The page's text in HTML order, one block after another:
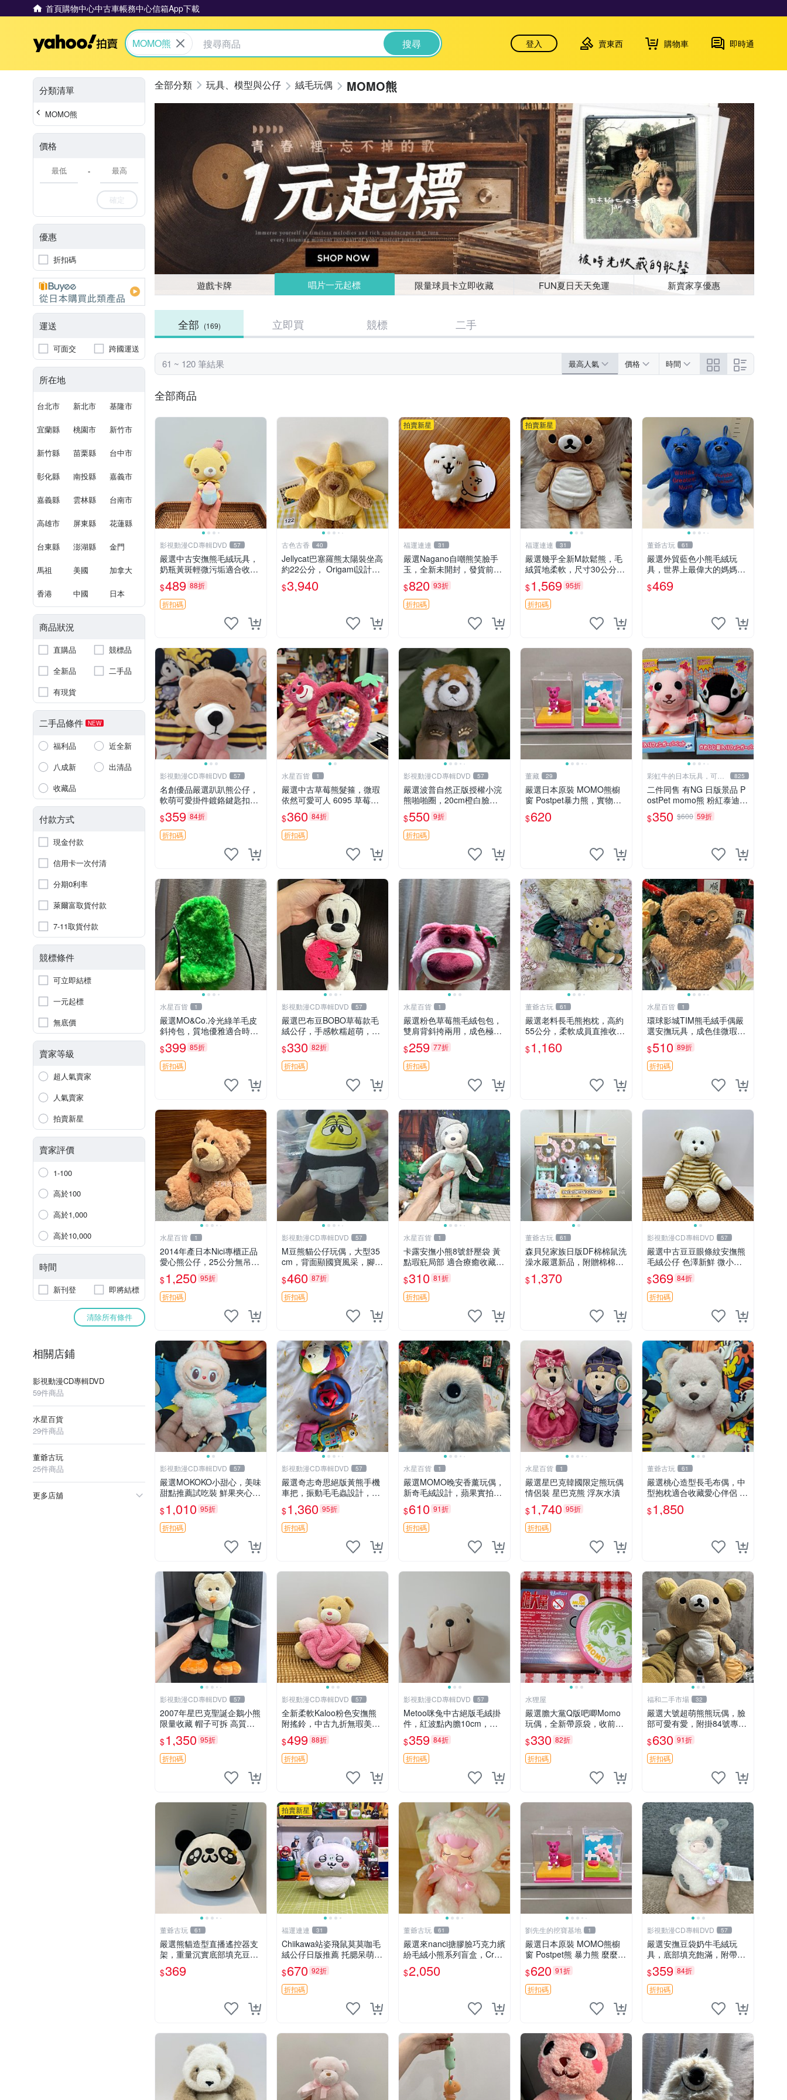
首頁購物中心中古車帳務中心信箱App下載
Yahoo拍賣
MOMO熊 搜尋 登入 賣東西 購物車 即時通
分類清單
MOMO熊
價格
-
確定
優惠
折扣碼
運送
可面交 跨國運送
所在地
台北市 新北市 基隆市
宜蘭縣 桃園市 新竹市
新竹縣 苗栗縣 台中市
彰化縣 南投縣 嘉義市
嘉義縣 雲林縣 台南市
高雄市 屏東縣 花蓮縣
台東縣 澎湖縣 金門
馬祖 美國 加拿大
香港 中國 日本
商品狀況
直購品
競標品
全新品
二手品
有現貨
二手品條件 NEW
福利品
近全新
八成新
出清品
收藏品
付款方式
現金付款
信用卡一次付清
分期0利率
萊爾富取貨付款
7-11取貨付款
競標條件
可立即結標
一元起標
無底價
賣家等級
超人氣賣家
人氣賣家
拍賣新星
賣家評價
1-100
高於100
高於1,000
高於10,000
時間
新刊登 即將結標
清除所有條件
相關店鋪
影視動漫CD專輯DVD
59件商品
水星百貨
29件商品
董爺古玩
25件商品
更多店舖
玩具、模型與公仔 絨毛玩偶 MOMO熊
遊戲卡牌 唱片一元起標 限量球員卡立即收藏 FUN夏日天天免運 新賣家享優惠
全部 (169) 立即買 競標 二手
61 ~ 120 筆結果 最高人氣 價格 時間
全部商品
影視動漫CD專輯DVD 57
嚴選中古安撫熊毛絨玩具，
奶瓶黃斑輕微污垢適合收
藏。默認兩日發貨，全國快
遞隨機派送。 成色如圖可放
心購買，輕微瑕疵和臟污不
影響使用。 安撫熊 中古玩
$489 88折
折扣碼
古色古香 40
Jellycat巴塞羅熊太陽裝坐高
約22公分， Origami設計，
來自越南。嚴選 Recomme
ndation！巴塞羅、 Origami
$3,940
拍賣新星
福運連連 31
嚴選Nagano自嘲熊笑臉手
玉，全新未開封，發貨前視
頻確認，海南 廣西 貴州 嚴
選Nagano自嘲熊笑臉手
玉，全新未開封，發貨前視
頻確認，四川 重慶 內
$820 93折
折扣碼
拍賣新星
福運連連 31
嚴選幾乎全新M款鬆熊，毛
絨質地柔軟，尺寸30公分，
做工精緻可愛，適合收藏或
贈送親友。中古使用痕跡，
手感依然優良。 鬆熊 嬰熊
毛玩偶
$1,569 95折
折扣碼
董爺古玩 61
嚴選外貿藍色小熊毛絨玩
具，世界上最偉大的媽媽聖
誕節推薦禮物 五角星 兒童
玩具 母親節
$469
影視動漫CD專輯DVD 57
名創優品嚴選趴趴熊公仔，
軟萌可愛掛件鍍鉻鍵匙扣，
辦公放松好選擇 趴趴熊 鍍
鉻鍵匙扣 萬用掛件
$359 84折
折扣碼
水星百貨 1
嚴選中古草莓熊髮箍，微瑕
依然可愛可人 6095 草莓熊
頭飾 中古髮圈 熊寶 寶寶 娃
娃熊髮箍 中古收藏 玩具髮
夾
$360 84折
折扣碼
影視動漫CD專輯DVD 57
嚴選波普自然正版授權小浣
熊啪啪圈，20cm橙白臉部
條紋清晰，毛絨超萌贈品推
薦。 小浣熊 波普 圈環
$550 9折
折扣碼
董藏 29
嚴選日本原裝 MOMO熊櫥
窗 Postpet暴力熊，實物直
送新臺灣。MOMO熊 暴力
熊 熊貓櫥窗
$620
彩虹牛的日本玩具，可7
取付
825
二件同售 有NG 日版景品 P
ostPet momo熊 粉紅泰迪熊
妹妹 comomo 企鵝 娃娃 布
偶 手指頭 娃娃
$350 $600 59折
水星百貨 1
嚴選MO&Co.冷光綠羊毛皮
斜挎包，質地優雅適合時尚
穿搭 冷光綠 皮包 斜挎包
$399 85折
折扣碼
影視動漫CD專輯DVD 57
嚴選巴布豆BOBO草莓款毛
絨公仔，手感軟糯超萌，成
色優良適合作為收藏品或包
包配飾。可視頻確認詳情。
巴布豆 BOBO 草莓 毛絨公
仔 收藏 包配飾
$330 82折
折扣碼
水星百貨 1
嚴選粉色草莓熊毛絨包包，
雙肩背斜挎兩用，成色極佳
精準關鍵詞：草莓熊 包包
毛絨
$259 77折
折扣碼
董爺古玩 61
嚴選老料長毛熊抱枕，高約
55公分，柔軟成員直推收藏
長毛熊 柔軟熊抱枕 55公分
$1,160
水星百貨 1
環球影城TIM熊毛絨手偶嚴
選安撫玩具，成色佳微瑕
疵，贈小禮物超值優惠 TIM
熊 毛絨手偶 安撫 toy 嚴選
$510 89折
折扣碼
水星百貨 1
2014年產日本Nici專櫃正品
愛心熊公仔，25公分無吊牌
全新 愛心熊 公仔 熊抱玩偶
$1,250 95折
折扣碼
影視動漫CD專輯DVD 57
M豆熊貓公仔玩偶，大型35
cm，背面顯國寶風采，腳肚
刺繡M標識，柔軟可 MACHI
NE WASH。國寶 M豆 玩偶
公仔
$460 87折
折扣碼
水星百貨 1
卡露安撫小熊8號舒壓袋 黃
點瑕疪局部 適合療癒收藏
撫慰身心 美肌養護 放鬆好
物
$310 81折
折扣碼
董爺古玩 61
森貝兒家族日版DF棉棉鼠洗
澡水嚴選新品，附贈棉棉鼠
媽媽與嬰兒及配件。-paper
盒裝，輕便設計方便攜帶。
$1,370
影視動漫CD專輯DVD 57
嚴選中古豆豆眼條紋安撫熊
毛絨公仔 色澤新鮮 微小瑕
疵可收藏 中古 安撫熊 條紋
公仔
$369 84折
折扣碼
影視動漫CD專輯DVD 57
嚴選MOKOKO小甜心，美味
甜點推薦試吃裝 鮮果夾心糖
果，甜蜜滋味享不停 薄荷草
莓 奶油心 60粒 mini小甜心
糖果，水果味夾心零食裝 心
形糖果 60
$1,010 95折
折扣碼
影視動漫CD專輯DVD 57
嚴選奇志奇思絕版黃熊手機
車把，振動毛毛蟲設計，直
SALE 售不退不換 毛毛蟲 手
機 車把
$1,360 95折
折扣碼
水星百貨 1
嚴選MOMO晚安香薰玩偶，
新奇毛絨設計，蘋果實拍展
示，成色極佳 晚安香薰 馮
娃娃 毛絨玩偶
$610 91折
折扣碼
水星百貨 1
嚴選星巴克韓國限定熊玩偶
情侶裝 星巴克熊 浮灰水漬
$1,740 95折
折扣碼
董爺古玩 61
嚴選桃心造型長毛布偶，中
型抱枕適合收藏愛心伴侶 桃
心抱枕 布娃娃 猛咬布偶
$1,850
影視動漫CD專輯DVD 57
2007年星巴克聖誕企鵝小熊
限量收藏 帽子可拆 高質手
感超愛 聖誕限定 星巴克企
鵝 小熊杯墊
$1,350 95折
折扣碼
影視動漫CD專輯DVD 57
全新柔軟Kaloo粉色安撫熊
附搖鈴，中古九折無瑕美型
嚴選收藏 粉色 安撫 玩具
$499 88折
折扣碼
影視動漫CD專輯DVD 57
Metoo咪兔中古絕版毛絨掛
件，紅波點內膽10cm，軟
糯宜贈送收藏 咪熊 毛絨 掛
件
$359 84折
折扣碼
水狸屋
嚴選膽大黨Q版吧唧Momo
玩偶，全新帶原袋，收前請
詳讀收物須知。非偏遠地區
同城可取。 膽大黨 Q版 陳
冠希 妙Q玩偶
$330 82折
折扣碼
福和二手市場 32
嚴選大號超萌熊熊玩偶，臉
部可愛有愛，附掛84號專用
袋，適合收藏與送禮 寶寶熊
玩具 熊抱枕
$630 91折
折扣碼
董爺古玩 61
嚴選熊貓造型直播遙控器支
架，重量沉實底部填充豆
袋，手機遙控器最佳架設選
擇推薦 直播遙控器支架 毛
$369
拍賣新星
福運連連 31
Chiikawa站姿飛鼠莫莫咖毛
絨公仔日版推薦 托腮呆萌可
愛 15cm豆袋底部 當代嚴選
毛絨玩具 公仔 莫莫卡 像人
$670 92折
折扣碼
董爺古玩 61
嚴選來nanci搪膠臉巧克力繽
紛毛絨小熊系列盲盒，Crea
my櫻花巧藝盲盒 隱藏款Cre
amy櫻花巧藝 嬰熊盲盒娃娃
$2,050
劉先生的挖寶基地 1
嚴選日本原裝 MOMO熊櫥
窗 Postpet熊 暴力熊 麼麼
熊，實物精緻收藏無損，二
手誠意出售 暴力熊 MOMO
熊 日本版 櫥趣熊熊偶
$620 91折
折扣碼
影視動漫CD專輯DVD 57
嚴選安撫豆袋奶牛毛絨玩
具，底部填充飽滿，附帶可
愛搖鈴，適合愛心寶寶收
藏。實拍呈現，質地超軟
糯。 安撫玩具 毛絨玩具 奶
牛搖鈴
$359 84折
折扣碼